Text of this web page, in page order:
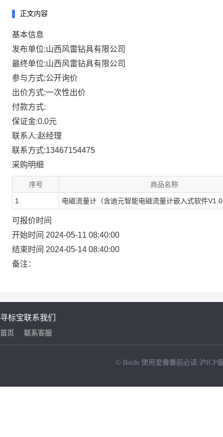
正文内容
基本信息
发布单位:山西风雷钻具有限公司
最终单位:山西风雷钻具有限公司
参与方式:公开询价
出价方式:一次性出价
付款方式:
保证金:0.0元
联系人:赵经理
联系方式:13467154475
采购明细
序号 商品名称
1 电磁流量计（含迪元智能电磁流量计嵌入式软件
可报价时间
开始时间 2024-05-11 08:40:00
结束时间 2024-05-14 08:40:00
备注：
寻标宝
首页
联系我们
联系客服
© Baidu 使用爱番番前必读 沪ICP